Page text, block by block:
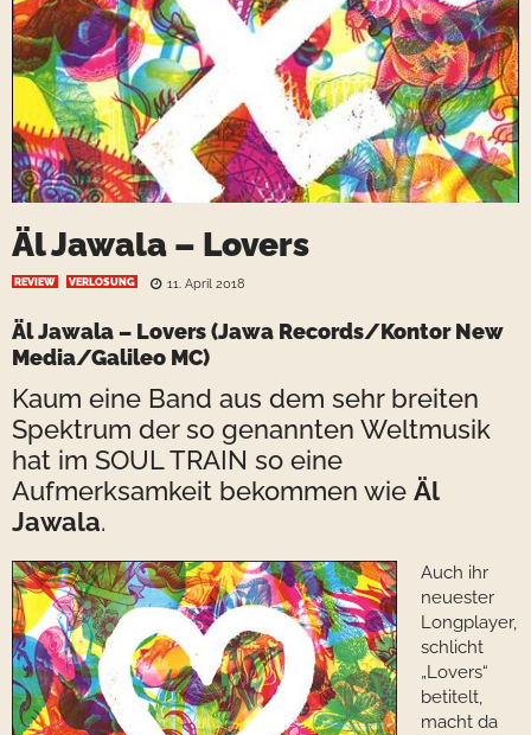
Äl Jawala – Lovers
REVIEW VERLOSUNG 11. April 2018
Äl Jawala – Lovers(Jawa Records/Kontor New
Media/Galileo MC)
Kaum eine Band aus dem sehr breiten
Spektrum der so genannten Weltmusik
hat im SOUL TRAIN so eine
Aufmerksamkeit bekommen wie Äl
Jawala.
Auch ihr
neuester
Longplayer,
schlicht
„Lovers“
betitelt,
macht da